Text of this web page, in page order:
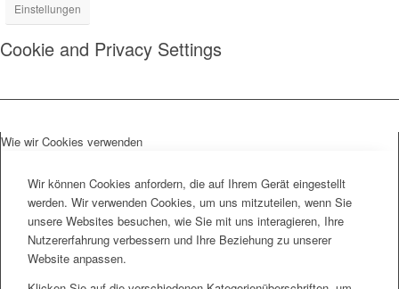
Einstellungen
Cookie and Privacy Settings
Wie wir Cookies verwenden
Wir können Cookies anfordern, die auf Ihrem Gerät eingestellt
werden. Wir verwenden Cookies, um uns mitzuteilen, wenn Sie
unsere Websites besuchen, wie Sie mit uns interagieren, Ihre
Nutzererfahrung verbessern und Ihre Beziehung zu unserer
Website anpassen.